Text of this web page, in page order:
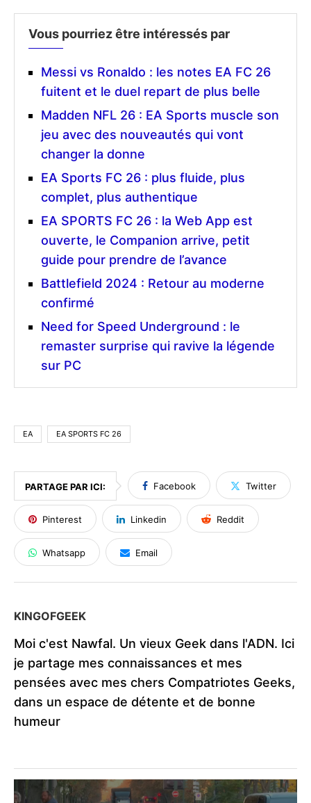
Vous pourriez être intéressés par
Messi vs Ronaldo : les notes EA FC 26
fuitent et le duel repart de plus belle
Madden NFL 26 : EA Sports muscle son
jeu avec des nouveautés qui vont
changer la donne
EA Sports FC 26 : plus fluide, plus
complet, plus authentique
EA SPORTS FC 26 : la Web App est
ouverte, le Companion arrive, petit
guide pour prendre de l’avance
Battlefield 2024 : Retour au moderne
confirmé
Need for Speed Underground : le
remaster surprise qui ravive la légende
sur PC
EA EA SPORTS FC 26
PARTAGE PAR ICI: Facebook Twitter
Pinterest Linkedin Reddit
Whatsapp Email
KINGOFGEEK
Moi c'est Nawfal. Un vieux Geek dans l'ADN. Ici
je partage mes connaissances et mes
pensées avec mes chers Compatriotes Geeks,
dans un espace de détente et de bonne
humeur